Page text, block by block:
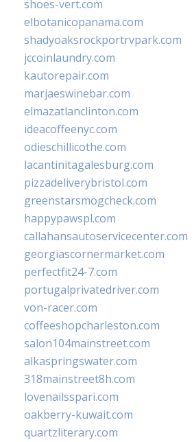
shoes-vert.com
elbotanicopanama.com
shadyoaksrockportrvpark.com
jccoinlaundry.com
kautorepair.com
marjaeswinebar.com
elmazatlanclinton.com
ideacoffeenyc.com
odieschillicothe.com
lacantinitagalesburg.com
pizzadeliverybristol.com
greenstarsmogcheck.com
happypawspl.com
callahansautoservicecenter.com
georgiascornermarket.com
perfectfit24-7.com
portugalprivatedriver.com
von-racer.com
coffeeshopcharleston.com
salon104mainstreet.com
alkaspringswater.com
318mainstreet8h.com
lovenailsspari.com
oakberry-kuwait.com
quartzliterary.com